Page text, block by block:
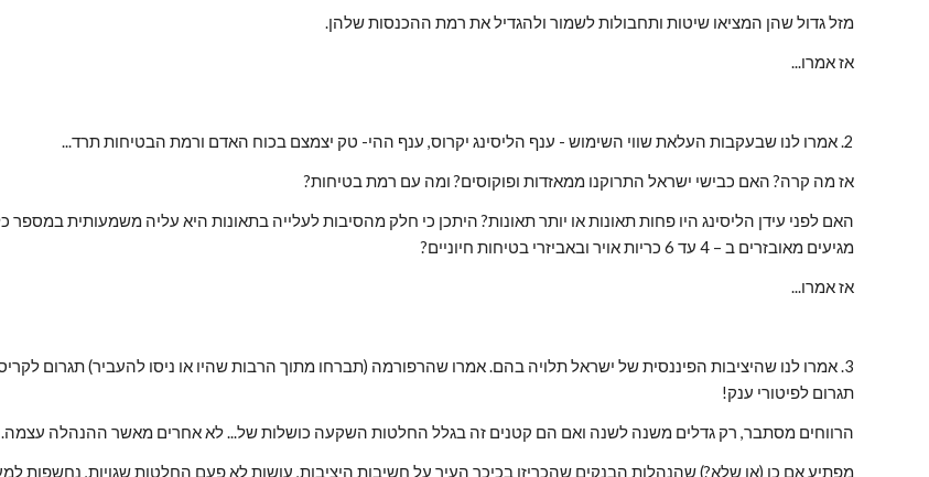
מזל גדול שהן המציאו שיטות ותחבולות לשמור ולהגדיל את רמת ההכנסות שלהן.
אז אמרו...
2. אמרו לנו שבעקבות העלאת שווי השימוש - ענף הליסינג יקרוס, ענף ההי- טק יצמצם בכוח האדם ורמת הבטיחות תרד...
אז מה קרה? האם כבישי ישראל התרוקנו ממאזדות ופוקוסים? ומה עם רמת בטיחות?
מגיעים מאובזרים ב – 4 עד 6 כריות אויר ובאביזרי בטיחות חיוניים?
אז אמרו...
תגרום לפיטורי ענק!
הרווחים מסתבר, רק גדלים משנה לשנה ואם הם קטנים זה בגלל החלטות השקעה כושלות של... לא אחרים מאשר ההנהלה עצמה.